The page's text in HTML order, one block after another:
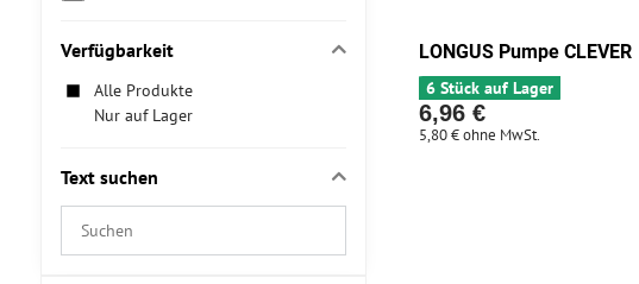
LONGUS Pumpe CLEVER
6 Stück auf Lager
6,96 €
5,80 €ohne MwSt.
Verfügbarkeit
Alle Produkte
Nur auf Lager
Text suchen
Suchfilterergebnisse